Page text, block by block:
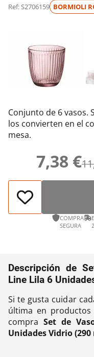
Ref: S2706159 BORMIOLI
Conjunto de 6 vasos.
los convierten en el
mesa.
7,38 €
COMPRA
SEGURA
Descripción de
Line Lila 6
Si te gusta cuidar
última en
compra Set de
Unidades Vidrio (290